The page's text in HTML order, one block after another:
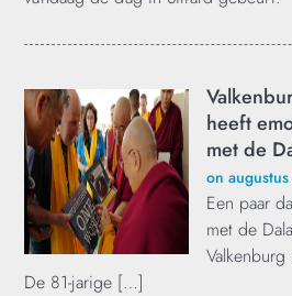
heeft
met de
on
Een paar
met de
De 81-jarige […]